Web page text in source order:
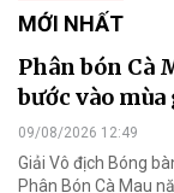
MỚI NHẤT
Phân bón Cà
bước vào
09/08/2026 12:49
Giải Vô địch Bóng
Phân Bón Cà Mau